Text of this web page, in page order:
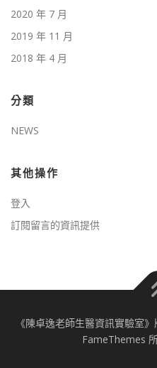
2020 年 7 月
2019 年 11 月
2018 年 4 月
分類
NEWS
其他操作
登入
訂閱留言的資訊提供
《陳卓逸老師生醫資訊實驗室
FameThemes